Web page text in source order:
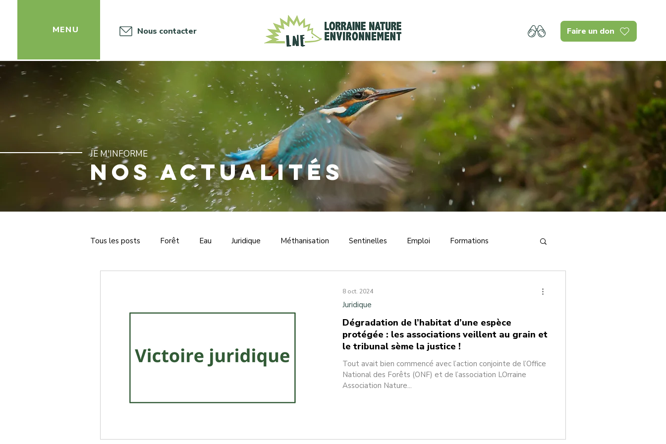
‎ ‎ ‎ ‎ ‎ ‎MENU Nous contacter Faire un don
JE M'INFORME
NOS ACTUALITÉS
Tous les posts Forêt Eau Juridique Méthanisation Sentinelles Emploi Formations
Dégradation de l’habitat d’une espèce
protégée : les associations veillent au grain et
le tribunal sème la justice !
Tout avait bien commencé avec l’action conjointe de l’Office
National des Forêts (ONF) et de l’association LOrraine
Association Nature...
Juridique
8 oct. 2024